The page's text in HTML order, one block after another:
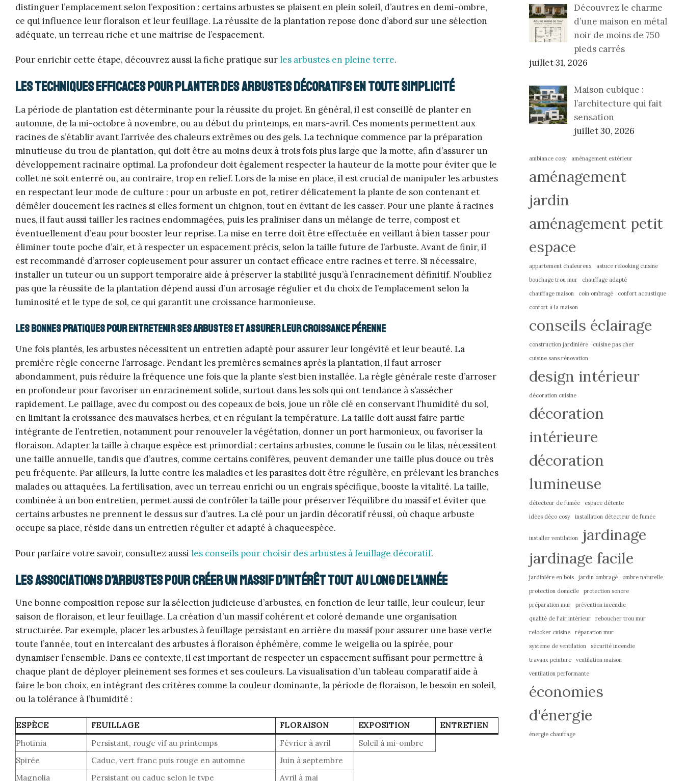
distinguer l’emplacement selon l’exposition : certains arbustes se plaisent en plein soleil, d’autres en demi-ombre,
ce qui influence leur floraison et leur feuillage. La réussite de la plantation repose donc d’abord sur une sélection
adéquate, un terreau riche et une maitrise de l’espacement.
Pour enrichir cette étape, découvrez aussi la fiche pratique surles arbustes en pleine terre.
Les techniques efficaces pour planter des arbustes décoratifs en toute simplicité
La période de plantation est déterminante pour la réussite du projet. En général, il est conseillé de planter en
automne, de la mi-octobre à novembre, ou au début du printemps, en mars-avril. Ces moments permettent aux
racines de s’établir avant l’arrivée des chaleurs extrêmes ou des gels. La technique commence par la préparation
minutieuse du trou de plantation, qui doit être au moins deux à trois fois plus large que la motte, afin d’assurer un
développement racinaire optimal. La profondeur doit également respecter la hauteur de la motte pour éviter que le
collet ne soit enterré ou, au contraire, trop en relief. Lors de la mise en place, il est crucial de manipuler les arbustes
en respectant leur mode de culture : pour un arbuste en pot, retirer délicatement la plante de son contenant et
démêler doucement les racines si elles forment un chignon, tout en évitant de les casser. Pour une plante à racines
nues, il faut aussi tailler les racines endommagées, puis les praliniser dans un mélange de terre, compost et
éventuellement d’eau pour booster leur reprise. La mise en terre doit être effectuée en veillant à bien tasser pour
éliminer toute poche d’air, et à respecter un espacement précis, selon la taille future de l’arbuste. Avant de finir, il
est recommandé d’arroser copieusement pour assurer un contact efficace entre racines et terre. Si nécessaire,
installer un tuteur ou un support temporaire aide à préserver la stabilité jusqu’à l’enracinement définitif. N’oubliez
pas que la réussite de la plantation dépend aussi d’un arrosage régulier et du choix de l’emplacement selon la
luminosité et le type de sol, ce qui garantit une croissance harmonieuse.
Les bonnes pratiques pour entretenir ses arbustes et assurer leur croissance pérenne
Une fois plantés, les arbustes nécessitent un entretien adapté pour assurer leur longévité et leur beauté. La
première règle concerne l’arrosage. Pendant les premières semaines après la plantation, il faut arroser
abondamment, puis réduire la fréquence une fois que la plante s’est bien installée. La règle générale reste d’arroser
en profondeur pour favoriser un enracinement solide, surtout dans les sols qui ont tendance à s’assécher
rapidement. Le paillage, avec du compost ou des copeaux de bois, joue un rôle clé en conservant l’humidité du sol,
en limitant la croissance des mauvaises herbes, et en régulant la température. La taille doit aussi faire partie
intégrante de l’entretien, notamment pour renouveler la végétation, donner un port harmonieux, ou favoriser la
floraison. Adapter la taille à chaque espèce est primordial : certains arbustes, comme le fusain ou le lilas, nécessitent
une taille annuelle, tandis que d’autres, comme certains conifères, peuvent demander une taille plus douce ou très
peu fréquente. Par ailleurs, la lutte contre les maladies et les parasites doit être régulière, en prélevant les branches
malades ou attaquées. La fertilisation, avec un terreau enrichi ou un engrais spécifique, booste la vitalité. La taille,
combinée à un bon entretien, permet aussi de contrôler la taille pour préserver l’équilibre du massif et éviter que
certains arbustes ne prennent le dessus sur d’autres. La clé pour un jardin décoratif réussi, où chaque arbuste
occupe sa place, réside dans un entretien régulier et adapté à chaqueespèce.
Pour parfaire votre savoir, consultez aussi les conseils pour choisir des arbustes à feuillage décoratif.
Les associations d’arbustes pour créer un massif d’intérêt tout au long de l’année
Une bonne composition repose sur la sélection judicieuse d’arbustes, en fonction de leur taille, leur couleur, leur
saison de floraison, et leur feuillage. La création d’un massif cohérent et coloré demande une organisation
structurée. Par exemple, placer les arbustes à feuillage persistant en arrière du massif pour assurer une base verte
toute l’année, tout en intercalant des arbustes à floraison éphémère, comme le weigelia ou la spirée, pour
dynamiser l’ensemble. Dans ce contexte, il est important de respecter un espacement suffisant pour permettre à
chaque plant de déployer pleinement ses formes et ses couleurs. La visualisation d’un tableau comparatif aide à
faire le bon choix, en intégrant des critères comme la couleur dominante, la période de floraison, le besoin en soleil,
ou la tolérance à l’humidité :
ESPÈCE FEUILLAGE FLORAISON EXPOSITION
ENTRETIEN
Photinia
Persistant, rouge vif au printemps Février à avril
Soleil à mi-ombre
Spirée
Caduc, vert franc puis rouge en automne
Juin à septembre
Magnolia
Persistant ou caduc selon le type Avril à mai
Découvrez le charme
d’une maison en métal
noir de moins de 750
pieds carrés
juillet 31, 2026
Maison cubique :
l’architecture qui fait
sensation
juillet 30, 2026
ambiance cosy aménagement extérieur
aménagement
jardin
aménagement petit
espace
appartement chaleureux
astuce relooking cuisine
bouchage trou mur
chauffage adapté
chauffage maison
coin ombragé
confort acoustique
confort à la maison
conseils éclairage
construction jardinière
cuisine pas cher
cuisine sans rénovation
design intérieur
décoration cuisine
décoration
intérieure
décoration
lumineuse
détecteur de fumée
espace détente
idées déco cosy
installation détecteur de fumée
installer ventilation
jardinage
jardinage facile
jardinière en bois jardin ombragé
ombre naturelle
protection domicile
protection sonore
préparation mur
prévention incendie
qualité de l'air intérieur
reboucher trou mur
relooker cuisine
réparation mur
système de ventilation
sécurité incendie
travaux peinture
ventilation maison
ventilation performante
économies
d'énergie
énergie chauffage